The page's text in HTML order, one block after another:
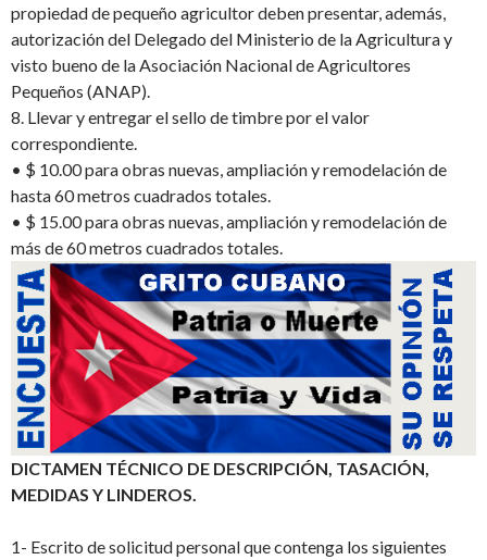
propiedad de pequeño agricultor deben presentar, además,
autorización del Delegado del Ministerio de la Agricultura y
visto bueno de la Asociación Nacional de Agricultores
Pequeños (ANAP).
8. Llevar y entregar el sello de timbre por el valor
correspondiente.
• $ 10.00 para obras nuevas, ampliación y remodelación de
hasta 60 metros cuadrados totales.
• $ 15.00 para obras nuevas, ampliación y remodelación de
más de 60 metros cuadrados totales.
DICTAMEN TÉCNICO DE DESCRIPCIÓN, TASACIÓN,
MEDIDAS Y LINDEROS.
1- Escrito de solicitud personal que contenga los siguientes